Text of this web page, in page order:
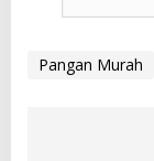
Pangan Murah